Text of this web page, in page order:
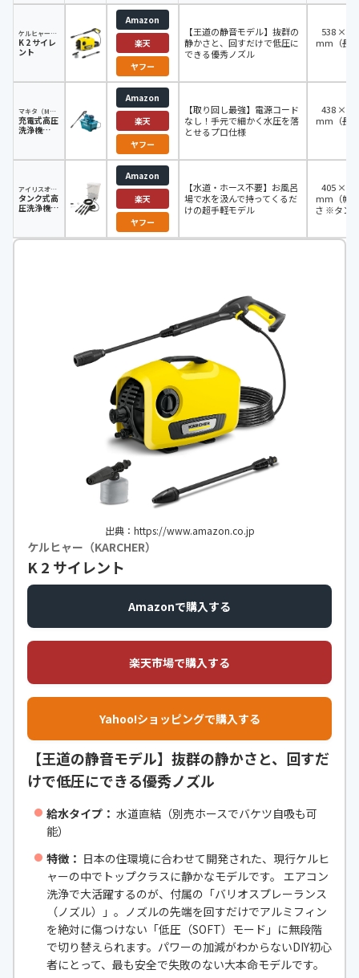
ケルヒャー（KARCHER）
K 2 サイレ
ント
Amazon
楽天
ヤフー
【王道の静音モデル】抜群の
静かさと、回すだけで低圧に
できる優秀ノズル
538 ×
mm（長
マキタ（Makita）
充電式高圧
洗浄機
Amazon
楽天
ヤフー
【取り回し最強】電源コード
なし！手元で細かく水圧を落
とせるプロ仕様
438 ×
mm（長
アイリスオーヤマ
タンク式高
圧洗浄機
Amazon
楽天
ヤフー
【水道・ホース不要】お風呂
場で水を汲んで持ってくるだ
けの超手軽モデル
405 ×
mm（幅
さ ※タン
出典：https://www.amazon.co.jp
ケルヒャー（KARCHER）
K 2 サイレント
Amazonで購入する
楽天市場で購入する
Yahoo!ショッピングで購入する
【王道の静音モデル】抜群の静かさと、回すだ
けで低圧にできる優秀ノズル
給水タイプ： 水道直結（別売ホースでバケツ自吸も可
能）
特徴： 日本の住環境に合わせて開発された、現行ケルヒ
ャーの中でトップクラスに静かなモデルです。 エアコン
洗浄で大活躍するのが、付属の「バリオスプレーランス
（ノズル）」。ノズルの先端を回すだけでアルミフィン
を絶対に傷つけない「低圧（SOFT）モード」に無段階
で切り替えられます。パワーの加減がわからないDIY初心
者にとって、最も安全で失敗のない大本命モデルです。